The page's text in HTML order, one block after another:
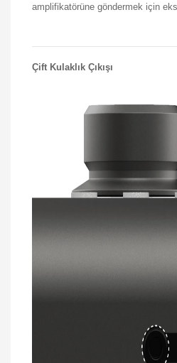
amplifikatörüne göndermek için
Çift Kulaklık Çıkışı